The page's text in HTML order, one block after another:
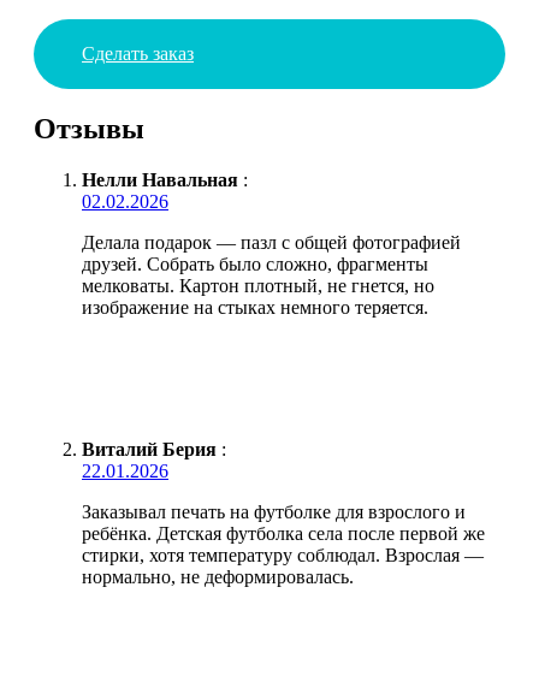
Сделать заказ
Отзывы
Нелли Навальная :
02.02.2026
Делала подарок — пазл с общей фотографией
друзей. Собрать было сложно, фрагменты
мелковаты. Картон плотный, не гнется, но
изображение на стыках немного теряется.
Виталий Берия :
22.01.2026
Заказывал печать на футболке для взрослого и
ребёнка. Детская футболка села после первой же
стирки, хотя температуру соблюдал. Взрослая —
нормально, не деформировалась.